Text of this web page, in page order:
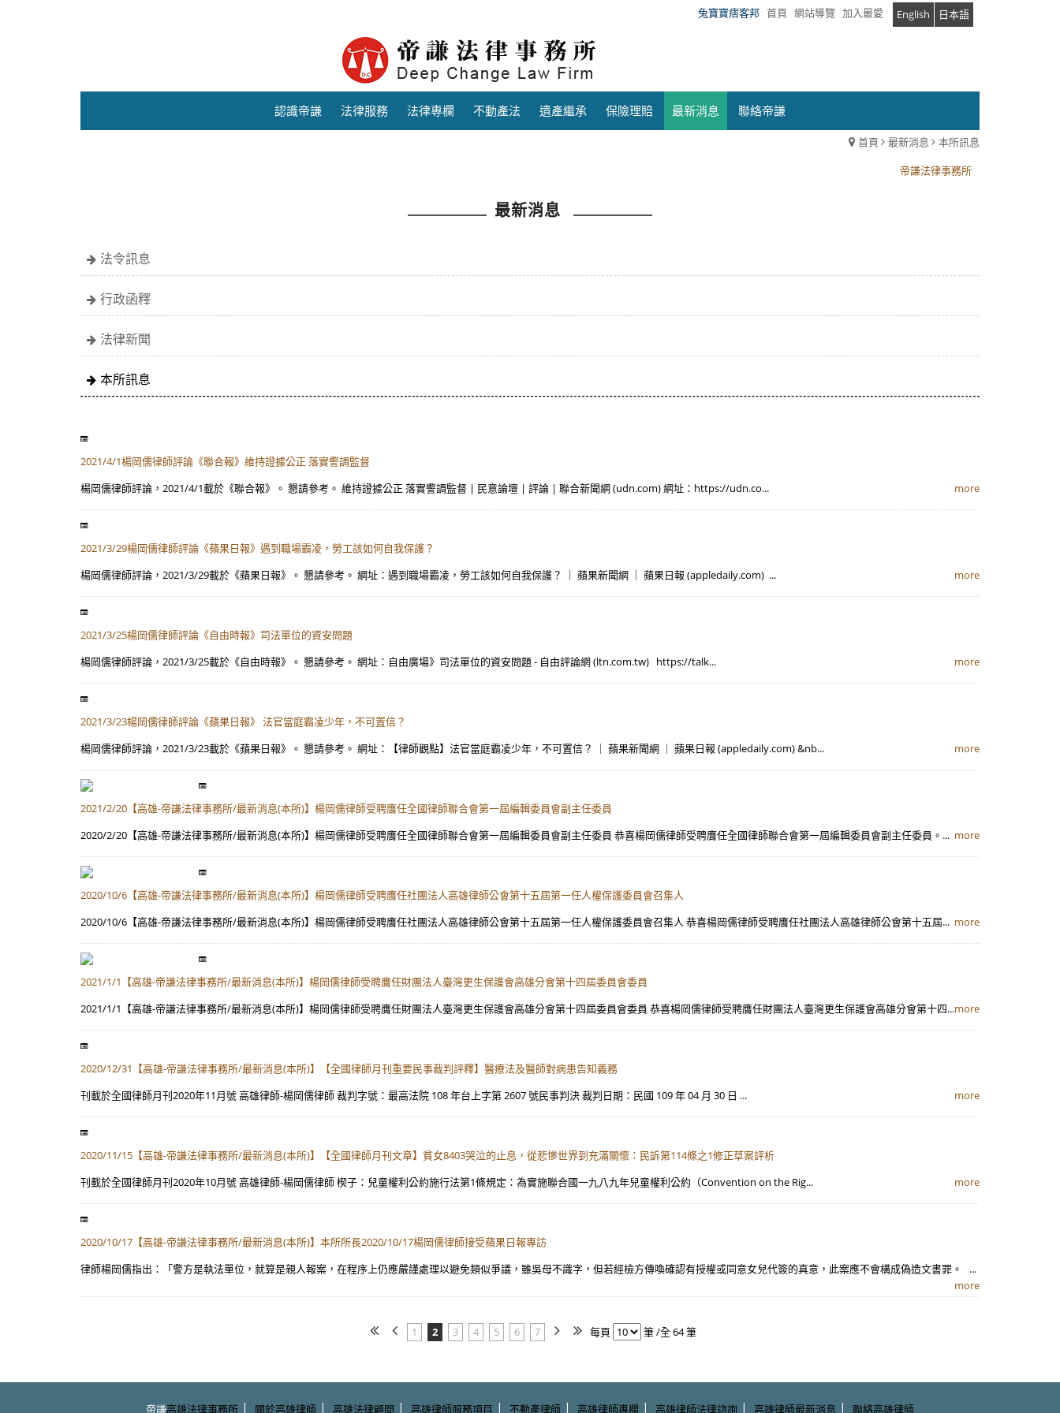
兔寶寶痞客邦 首頁 網站導覽 加入最愛 English 日本語
認識帝謙 法律服務 法律專欄 不動產法 遺產繼承 保險理賠 最新消息 聯絡帝謙
首頁 最新消息
本所訊息
最新消息
法令訊息
行政函釋
法律新聞
本所訊息
2021/4/1楊岡儒律師評論《聯合報》維持證據公正 落實警調監督
楊岡儒律師評論，2021/4/1載於《聯合報》。 懇請參考。 維持證據公正 落實警調監督 | 民意論壇 | 評論 | 聯合新聞網 (udn.com) 網址：https://udn.co...
more
2021/3/29楊岡儒律師評論《蘋果日報》遇到職場霸凌，勞工該如何自我保護？
楊岡儒律師評論，2021/3/29載於《蘋果日報》。 懇請參考。 網址：遇到職場霸凌，勞工該如何自我保護？ ｜ 蘋果新聞網 ｜ 蘋果日報 (appledaily.com) ...
more
2021/3/25楊岡儒律師評論《自由時報》司法單位的資安問題
楊岡儒律師評論，2021/3/25載於《自由時報》。 懇請參考。 網址：自由廣場》司法單位的資安問題 - 自由評論網 (ltn.com.tw) https://talk...
more
2021/3/23楊岡儒律師評論《蘋果日報》 法官當庭霸凌少年，不可置信？
楊岡儒律師評論，2021/3/23載於《蘋果日報》。 懇請參考。 網址：【律師觀點】法官當庭霸凌少年，不可置信？ ｜ 蘋果新聞網 ｜ 蘋果日報 (appledaily.com) &nb...
more
2021/2/20【高雄-帝謙法律事務所/最新消息(本所)】楊岡儒律師受聘膺任全國律師聯合會第一屆編輯委員會副主任委員
2020/2/20【高雄-帝謙法律事務所/最新消息(本所)】楊岡儒律師受聘膺任全國律師聯合會第一屆編輯委員會副主任委員 恭喜楊岡儒律師受聘膺任全國律師聯合會第一屆編輯委員會副主任委員。... more
2020/10/6【高雄-帝謙法律事務所/最新消息(本所)】楊岡儒律師受聘膺任社團法人高雄律師公會第十五屆第一任人權保護委員會召集人
2020/10/6【高雄-帝謙法律事務所/最新消息(本所)】楊岡儒律師受聘膺任社團法人高雄律師公會第十五屆第一任人權保護委員會召集人 恭喜楊岡儒律師受聘膺任社團法人高雄律師公會第十五屆... more
2021/1/1【高雄-帝謙法律事務所/最新消息(本所)】楊岡儒律師受聘膺任財團法人臺灣更生保護會高雄分會第十四屆委員會委員
2021/1/1【高雄-帝謙法律事務所/最新消息(本所)】楊岡儒律師受聘膺任財團法人臺灣更生保護會高雄分會第十四屆委員會委員 恭喜楊岡儒律師受聘膺任財團法人臺灣更生保護會高雄分會第十四...more
​2020/12/31【高雄-帝謙法律事務所/最新消息(本所)】【全國律師月刊重要民事裁判評釋】醫療法及醫師對病患告知義務
刊載於全國律師月刊2020年11月號 高雄律師-楊岡儒律師 裁判字號：最高法院 108 年台上字第 2607 號民事判決 裁判日期：民國 109 年 04 月 30 日 ...
more
2020/11/15【高雄-帝謙法律事務所/最新消息(本所)】【全國律師月刊文章】貧女8403哭泣的止息，從悲慘世界到充滿關懷：民訴第114條之1修正草案評析
刊載於全國律師月刊2020年10月號 高雄律師-楊岡儒律師 楔子：兒童權利公約施行法第1條規定：為實施聯合國一九八九年兒童權利公約（Convention on the Rig...
more
2020/10/17【高雄-帝謙法律事務所/最新消息(本所)】本所所長2020/10/17楊岡儒律師接受蘋果日報專訪
律師楊岡儒指出：「警方是執法單位，就算是親人報案，在程序上仍應嚴謹處理以避免類似爭議，雖吳母不識字，但若經檢方傳喚確認有授權或同意女兒代簽的真意，此案應不會構成偽造文書罪。 ...
more
1 2 3 4 5 6 7 每頁 筆 /全 64 筆
帝謙高雄法律事務所 | 關於高雄律師 | 高雄法律顧問 | 高雄律師服務項目 | 不動產律師 | 高雄律師專欄 | 高雄律師法律諮詢 | 高雄律師最新消息 | 聯絡高雄律師